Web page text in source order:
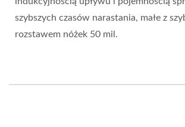
szybszych czasów narastania, małe z
rozstawem nóżek 50 mil.